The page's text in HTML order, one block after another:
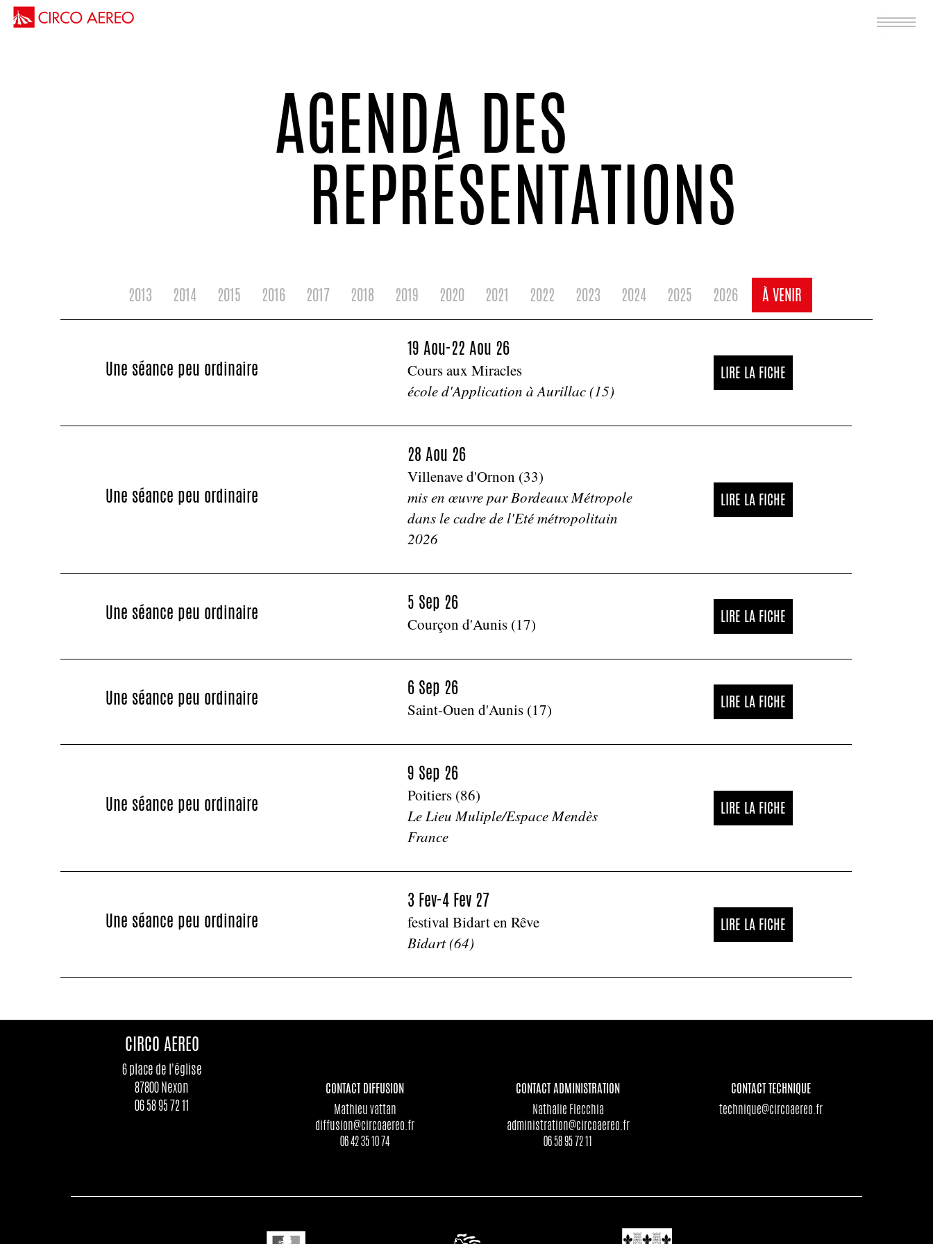
AGENDA DES
REPRÉSENTATIONS
2013 2014 2015 2016 2017 2018 2019 2020 2021 2022 2023 2024 2025 2026 À VENIR
Une séance peu ordinaire
19 Aou-22 Aou 26
Cours aux Miracles
école d'Application à Aurillac (15)
LIRE LA FICHE
Une séance peu ordinaire
28 Aou 26
Villenave d'Ornon (33)
mis en œuvre par Bordeaux Métropole
dans le cadre de l'Eté métropolitain
2026
LIRE LA FICHE
Une séance peu ordinaire 5 Sep 26
Courçon d'Aunis (17) LIRE LA FICHE
Une séance peu ordinaire 6 Sep 26
Saint-Ouen d'Aunis (17) LIRE LA FICHE
Une séance peu ordinaire
9 Sep 26
Poitiers (86)
Le Lieu Muliple/Espace Mendès
France
LIRE LA FICHE
Une séance peu ordinaire
3 Fev-4 Fev 27
festival Bidart en Rêve
Bidart (64)
LIRE LA FICHE
CIRCO AEREO
6 place de l'église
87800 Nexon
06 58 95 72 11
CONTACT DIFFUSION
Mathieu vattan
diffusion@circoaereo.fr
06 42 35 10 74
CONTACT ADMINISTRATION
Nathalie Flecchia
administration@circoaereo.fr
06 58 95 72 11
CONTACT TECHNIQUE
technique@circoaereo.fr